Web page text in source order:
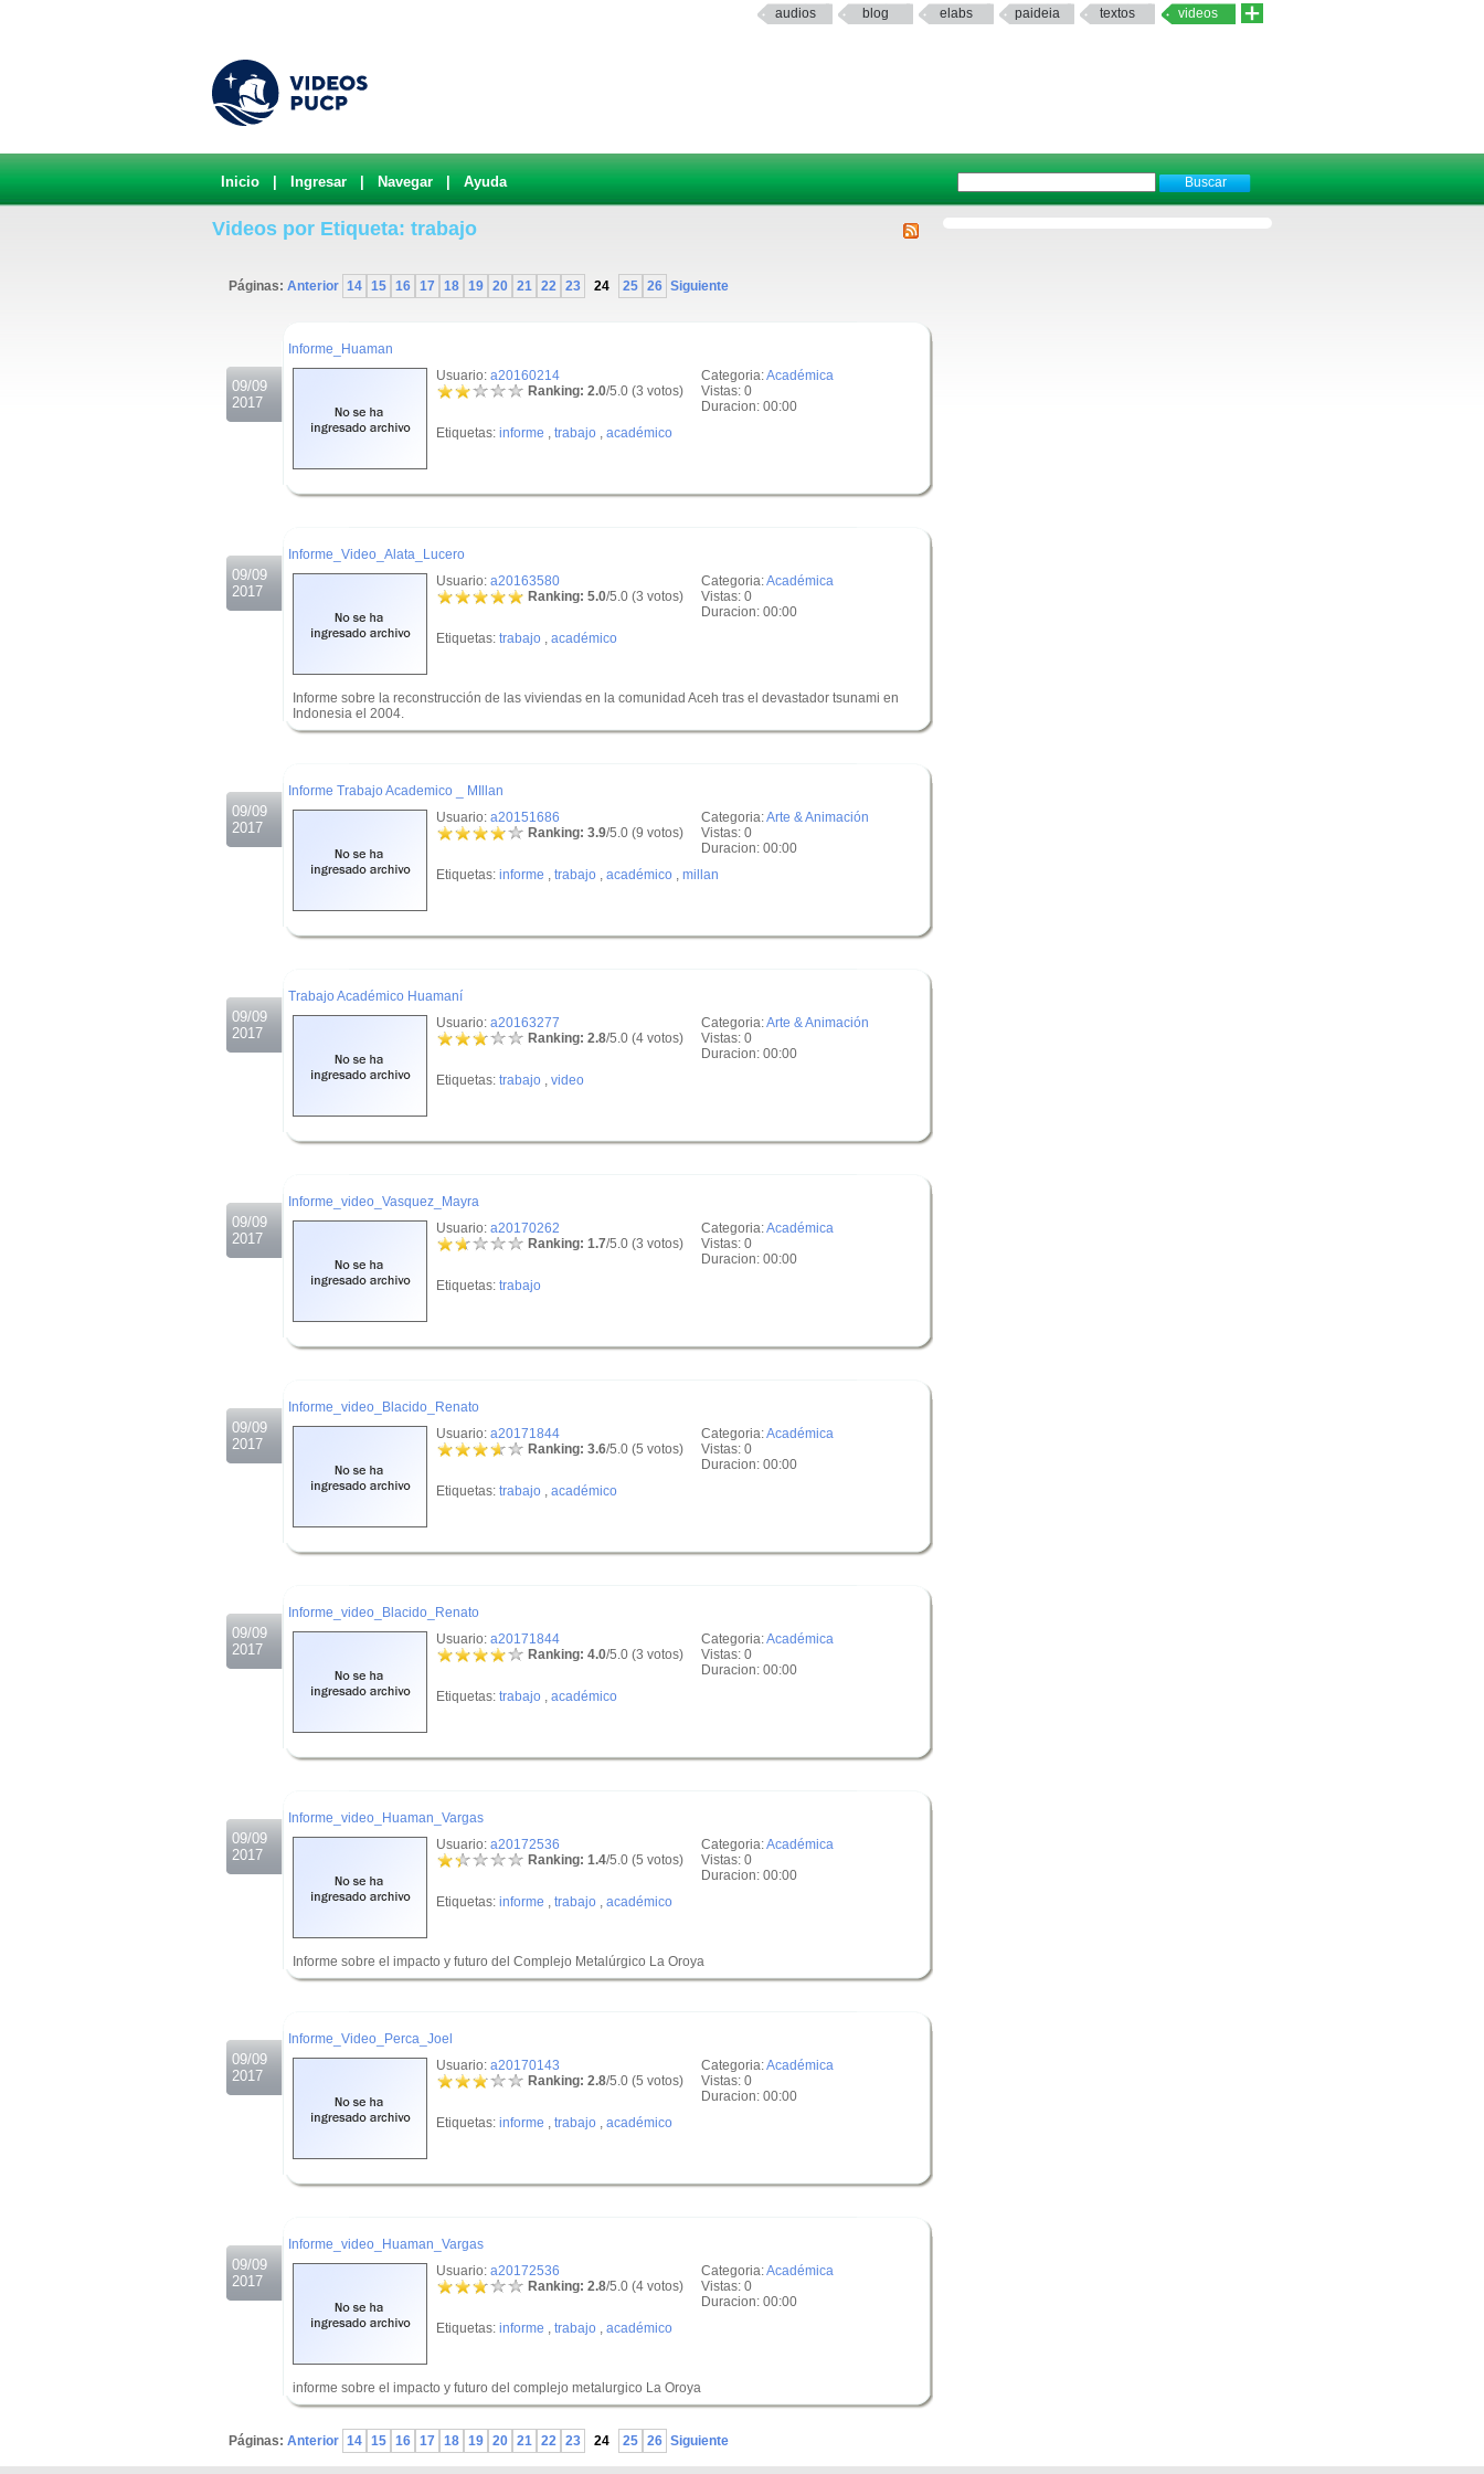
audios blog elabs paideia textos videos
Inicio Ingresar Navegar Ayuda
Videos por Etiqueta: trabajo
Páginas: Anterior 14 15 16 17 18 19 20 21 22 23 24 25 26 Siguiente
09/09
2017
Informe_Huaman
Categoria:Académica
Vistas: 0
Duracion: 00:00
Usuario: a20160214
Ranking: 2.0/5.0 (3 votos)
Etiquetas: informe , trabajo , académico
09/09
2017
Informe_Video_Alata_Lucero
Categoria:Académica
Vistas: 0
Duracion: 00:00
Usuario: a20163580
Ranking: 5.0/5.0 (3 votos)
Etiquetas: trabajo , académico
Informe sobre la reconstrucción de las viviendas en la comunidad Aceh tras el devastador tsunami en
Indonesia el 2004.
09/09
2017
Informe Trabajo Academico _ MIllan
Categoria:Arte & Animación
Vistas: 0
Duracion: 00:00
Usuario: a20151686
Ranking: 3.9/5.0 (9 votos)
Etiquetas: informe , trabajo , académico , millan
09/09
2017
Trabajo Académico Huamaní
Categoria:Arte & Animación
Vistas: 0
Duracion: 00:00
Usuario: a20163277
Ranking: 2.8/5.0 (4 votos)
Etiquetas: trabajo , video
09/09
2017
Informe_video_Vasquez_Mayra
Categoria:Académica
Vistas: 0
Duracion: 00:00
Usuario: a20170262
Ranking: 1.7/5.0 (3 votos)
Etiquetas: trabajo
09/09
2017
Informe_video_Blacido_Renato
Categoria:Académica
Vistas: 0
Duracion: 00:00
Usuario: a20171844
Ranking: 3.6/5.0 (5 votos)
Etiquetas: trabajo , académico
09/09
2017
Informe_video_Blacido_Renato
Categoria:Académica
Vistas: 0
Duracion: 00:00
Usuario: a20171844
Ranking: 4.0/5.0 (3 votos)
Etiquetas: trabajo , académico
09/09
2017
Informe_video_Huaman_Vargas
Categoria:Académica
Vistas: 0
Duracion: 00:00
Usuario: a20172536
Ranking: 1.4/5.0 (5 votos)
Etiquetas: informe , trabajo , académico
Informe sobre el impacto y futuro del Complejo Metalúrgico La Oroya
09/09
2017
Informe_Video_Perca_Joel
Categoria:Académica
Vistas: 0
Duracion: 00:00
Usuario: a20170143
Ranking: 2.8/5.0 (5 votos)
Etiquetas: informe , trabajo , académico
09/09
2017
Informe_video_Huaman_Vargas
Categoria:Académica
Vistas: 0
Duracion: 00:00
Usuario: a20172536
Ranking: 2.8/5.0 (4 votos)
Etiquetas: informe , trabajo , académico
informe sobre el impacto y futuro del complejo metalurgico La Oroya
Páginas: Anterior 14 15 16 17 18 19 20 21 22 23 24 25 26 Siguiente